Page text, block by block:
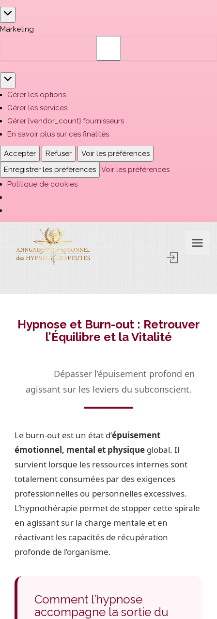
Marketing
Gérer les options
Gérer les services
Gérer {vendor_count} fournisseurs
En savoir plus sur ces finalités
Accepter Refuser
Voir les préférences
Enregistrer les préférences
Voir les préférences
Politique de cookies
Hypnose et Burn-out : Retrouver
l’Équilibre et la Vitalité
Dépasser l’épuisement profond en
agissant sur les leviers du subconscient.
Le burn-out est un état d’épuisement
émotionnel, mental et physique global. Il
survient lorsque les ressources internes sont
totalement consumées par des exigences
professionnelles ou personnelles excessives.
L’hypnothérapie permet de stopper cette spirale
en agissant sur la charge mentale et en
réactivant les capacités de récupération
profonde de l’organisme.
Comment l’hypnose
accompagne la sortie du